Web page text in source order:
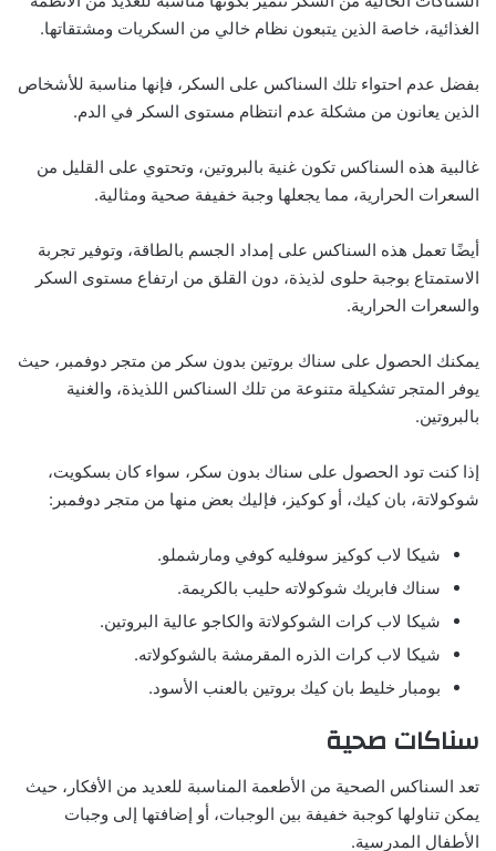
الغذائية، خاصة الذين يتبعون نظام خالي من السكريات ومشتقاتها.
بفضل عدم احتواء تلك السناكس على السكر، فإنها مناسبة للأشخاص
الذين يعانون من مشكلة عدم انتظام مستوى السكر في الدم.
غالبية هذه السناكس تكون غنية بالبروتين، وتحتوي على القليل من
السعرات الحرارية، مما يجعلها وجبة خفيفة صحية ومثالية.
أيضًا تعمل هذه السناكس على إمداد الجسم بالطاقة، وتوفير تجربة
الاستمتاع بوجبة حلوى لذيذة، دون القلق من ارتفاع مستوى السكر
والسعرات الحرارية.
يمكنك الحصول على سناك بروتين بدون سكر من متجر دوفمبر، حيث
يوفر المتجر تشكيلة متنوعة من تلك السناكس اللذيذة، والغنية
بالبروتين.
إذا كنت تود الحصول على سناك بدون سكر، سواء كان بسكويت،
شوكولاتة، بان كيك، أو كوكيز، فإليك بعض منها من متجر دوفمبر:
شيكا لاب كوكيز سوفليه كوفي ومارشملو.
سناك فابريك شوكولاته حليب بالكريمة.
شيكا لاب كرات الشوكولاتة والكاجو عالية البروتين.
شيكا لاب كرات الذره المقرمشة بالشوكولاته.
بومبار خليط بان كيك بروتين بالعنب الأسود.
سناكات صحية
تعد السناكس الصحية من الأطعمة المناسبة للعديد من الأفكار، حيث
يمكن تناولها كوجبة خفيفة بين الوجبات، أو إضافتها إلى وجبات
الأطفال المدرسية.